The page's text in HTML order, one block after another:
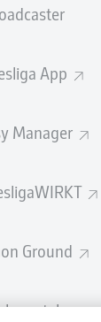
App
Manager
Ground